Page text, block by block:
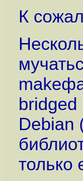
К
bridged
Debian
только